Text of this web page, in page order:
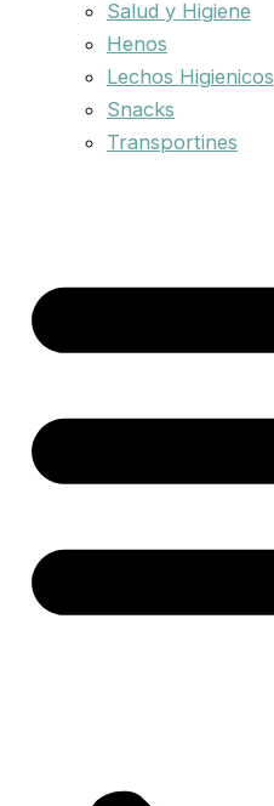
Salud y Higiene
Henos
Lechos Higienicos
Snacks
Transportines